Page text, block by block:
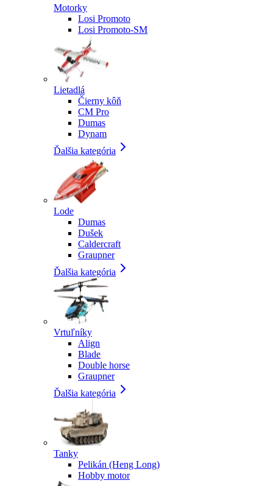
Motorky
Losi Promoto
Losi Promoto-SM
Lietadlá
Čierny kôň
CM Pro
Dumas
Dynam
Ďalšia kategória
Lode
Dumas
Dušek
Caldercraft
Graupner
Ďalšia kategória
Vrtuľníky
Align
Blade
Double horse
Graupner
Ďalšia kategória
Tanky
Pelikán (Heng Long)
Hobby motor